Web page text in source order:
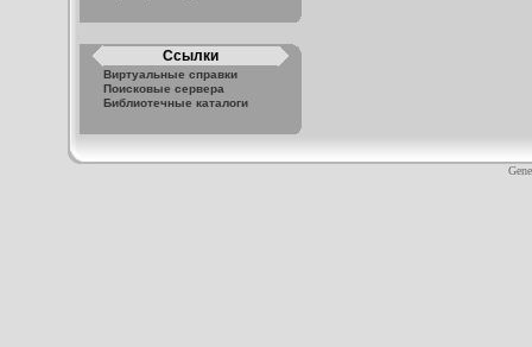
Ссылки
Виртуальные справки
Поисковые сервера
Библиотечные каталоги